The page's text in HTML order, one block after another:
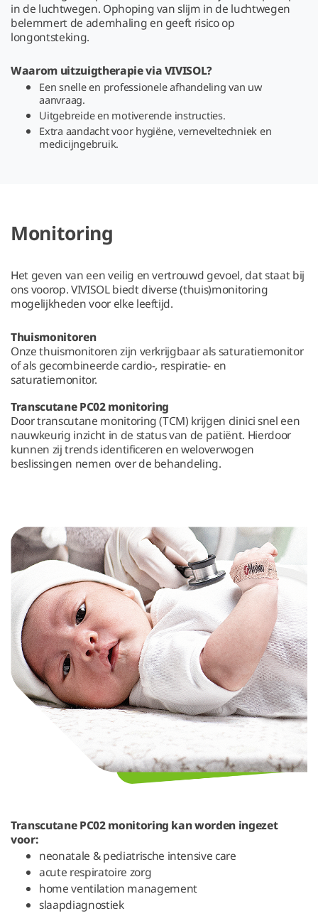
in de luchtwegen. Ophoping van slijm in de luchtwegen
belemmert de ademhaling en geeft risico op
longontsteking.
Waarom uitzuigtherapie via VIVISOL?
Een snelle en professionele afhandeling van uw
aanvraag.
Uitgebreide en motiverende instructies.
Extra aandacht voor hygiëne, verneveltechniek en
medicijngebruik.
Monitoring
Het geven van een veilig en vertrouwd gevoel, dat staat bij
ons voorop. VIVISOL biedt diverse (thuis)monitoring
mogelijkheden voor elke leeftijd.
Thuismonitoren
Onze thuismonitoren zijn verkrijgbaar als saturatiemonitor
of als gecombineerde cardio-, respiratie- en
saturatiemonitor.
Transcutane PC02 monitoring
Door transcutane monitoring (TCM) krijgen clinici snel een
nauwkeurig inzicht in de status van de patiënt. Hierdoor
kunnen zij trends identificeren en weloverwogen
beslissingen nemen over de behandeling.
Transcutane PC02 monitoring kan worden ingezet
voor:
neonatale & pediatrische intensive care
acute respiratoire zorg
home ventilation management
slaapdiagnostiek